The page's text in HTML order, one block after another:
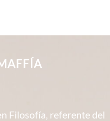
Filosofía, referente del